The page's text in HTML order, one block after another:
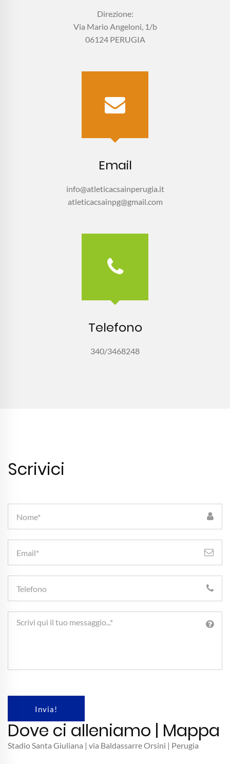
Direzione:
Via Mario Angeloni, 1/b
06124 PERUGIA
Email
info@atleticacsainperugia.it
atleticacsainpg@gmail.com
Telefono
340/3468248
Scrivici
Invia!
Dove ci alleniamo | Mappa
Stadio Santa Giuliana | via Baldassarre Orsini | Perugia